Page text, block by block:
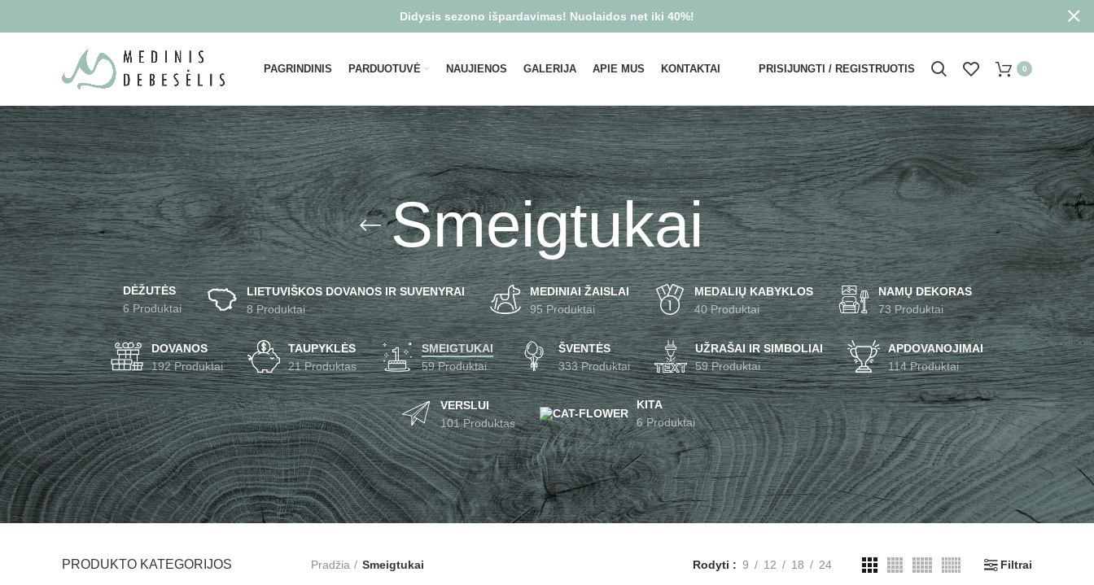
PAGRINDINIS PARDUOTUVĖ NAUJIENOS GALERIJA APIE MUS KONTAKTAI PRISIJUNGTI / REGISTRUOTIS 0
Smeigtukai
DĖŽUTĖS
6 Produktai
LIETUVIŠKOS DOVANOS IR SUVENYRAI
8 Produktai
MEDINIAI ŽAISLAI
95 Produktai
MEDALIŲ KABYKLOS
40 Produktai
NAMŲ DEKORAS
73 Produktai
DOVANOS
192 Produktai
TAUPYKLĖS
21 Produktas
SMEIGTUKAI
59 Produktai
ŠVENTĖS
333 Produktai
UŽRAŠAI IR SIMBOLIAI
59 Produktai
APDOVANOJIMAI
114 Produktai
VERSLUI
101 Produktas
KITA
6 Produktai
PRODUKTO KATEGORIJOS Pradžia Smeigtukai Rodyti 9 12 18 24 Filtrai
Didysis sezono išpardavimas! Nuolaidos net iki 40%!